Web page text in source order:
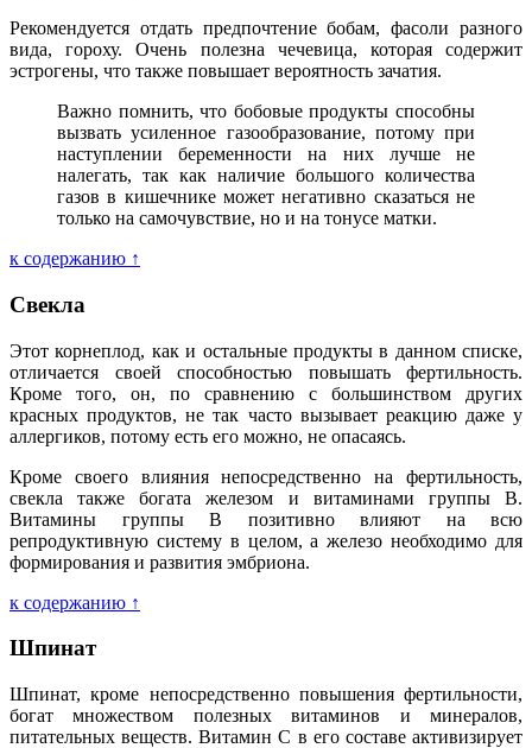
Рекомендуется отдать предпочтение бобам, фасоли разного
вида, гороху. Очень полезна чечевица, которая содержит
эстрогены, что также повышает вероятность зачатия.
Важно помнить, что бобовые продукты способны
вызвать усиленное газообразование, потому при
наступлении беременности на них лучше не
налегать, так как наличие большого количества
газов в кишечнике может негативно сказаться не
только на самочувствие, но и на тонусе матки.
к содержанию ↑
Свекла
Этот корнеплод, как и остальные продукты в данном списке,
отличается своей способностью повышать фертильность.
Кроме того, он, по сравнению с большинством других
красных продуктов, не так часто вызывает реакцию даже у
аллергиков, потому есть его можно, не опасаясь.
Кроме своего влияния непосредственно на фертильность,
свекла также богата железом и витаминами группы В.
Витамины группы В позитивно влияют на всю
репродуктивную систему в целом, а железо необходимо для
формирования и развития эмбриона.
к содержанию ↑
Шпинат
Шпинат, кроме непосредственно повышения фертильности,
богат множеством полезных витаминов и минералов,
питательных веществ. Витамин С в его составе активизирует